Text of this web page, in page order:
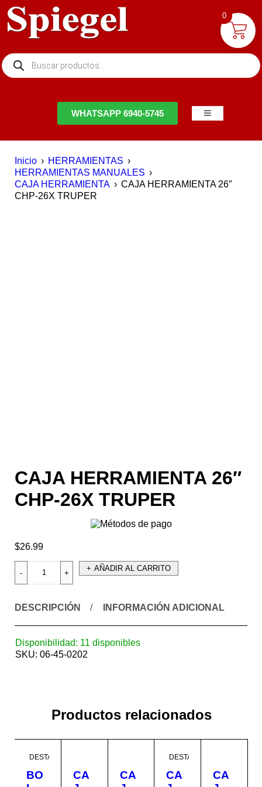
WHATSAPP 6940-5745
Inicio › HERRAMIENTAS ›
HERRAMIENTAS MANUALES ›
CAJA HERRAMIENTA › CAJA HERRAMIENTA 26″
CHP-26X TRUPER
CAJA HERRAMIENTA 26″
CHP-26X TRUPER
$26.99
AÑADIR AL CARRITO
DESCRIPCIÓN INFORMACIÓN ADICIONAL
Disponibilidad: 11 disponibles
SKU: 06-45-0202
Productos relacionados
DESTACADO
BO
CA
CA
DESTACADO
CA
CA
0